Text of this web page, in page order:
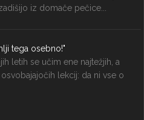
iz domače pečice...
tega osebno!"
letih se učim ene najtežjih, a
lekcij: da ni vse o